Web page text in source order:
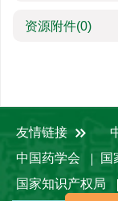
资源附件(0)
友情链接
中国药学会
国
国家知识产权局